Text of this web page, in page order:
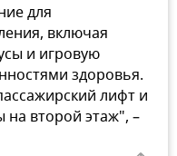
для
включая
и игровую
здоровья.
лифт и
на второй этаж", –